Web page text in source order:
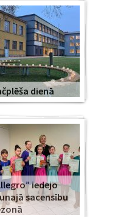
dienā
iedejo
sacensību